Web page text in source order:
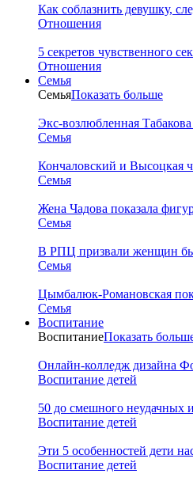
Как соблазнить девушку,
Отношения
5 секретов чувственного
Отношения
Семья
СемьяПоказать больше
Экс-возлюбленная
Семья
Кончаловский и Высоцкая
Семья
Жена Чадова показала
Семья
В РПЦ призвали женщин
Семья
Цымбалюк-Романовская
Семья
Воспитание
ВоспитаниеПоказать
Онлайн-колледж дизайна
Воспитание детей
50 до смешного неудачных
Воспитание детей
Эти 5 особенностей дети
Воспитание детей